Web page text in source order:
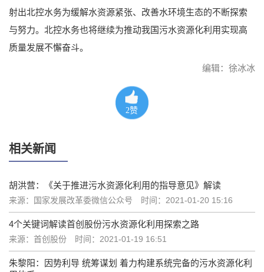
射出北控水务为缓解水资源紧张、改善水环境生态的不断探索
与努力。北控水务也将继续为推动我国污水资源化利用实现高
质量发展不懈奋斗。
编辑：徐冰冰
2赞
相关新闻
胡洪营：《关于推进污水资源化利用的指导意见》解读
来源：国家发展改革委微信公众号 时间：2021-01-20 15:16
4个关键词解读首创股份污水资源化利用探索之路
来源：首创股份 时间：2021-01-19 16:51
朱黎阳：因势利导 统筹谋划 着力构建系统完备的污水资源化利